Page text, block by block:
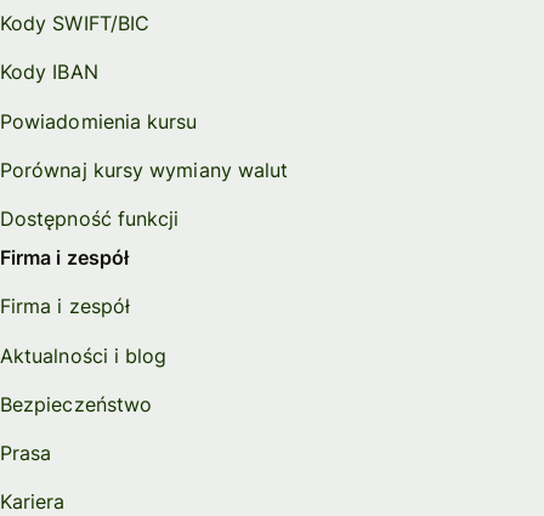
Kody SWIFT/BIC
Kody IBAN
Powiadomienia kursu
Porównaj kursy wymiany walut
Dostępność funkcji
Firma i zespół
Firma i zespół
Aktualności i blog
Bezpieczeństwo
Prasa
Kariera